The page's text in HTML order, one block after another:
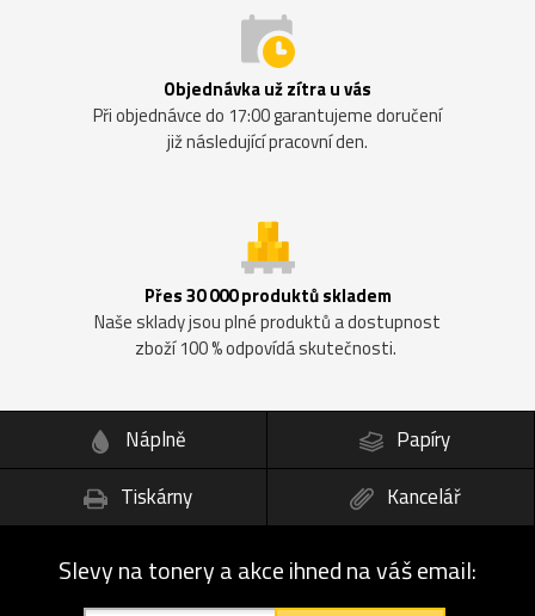
Objednávka už zítra u vás
Při objednávce do 17:00 garantujeme doručení
již následující pracovní den.
Přes 30 000 produktů skladem
Naše sklady jsou plné produktů a dostupnost
zboží 100 % odpovídá skutečnosti.
Náplně
Papíry
Tiskárny
Kancelář
Slevy na tonery a akce ihned na váš email: